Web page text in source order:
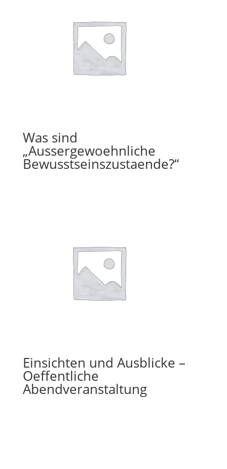
Was sind
„Aussergewoehnliche
Bewusstseinszustaende?“
Einsichten und Ausblicke –
Oeffentliche
Abendveranstaltung